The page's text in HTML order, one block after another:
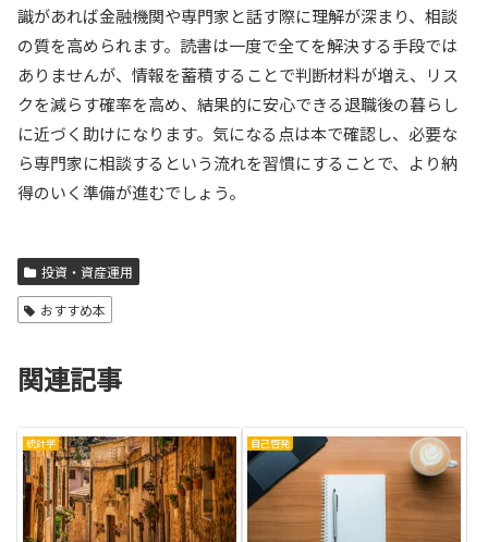
識があれば金融機関や専門家と話す際に理解が深まり、相談
の質を高められます。読書は一度で全てを解決する手段では
ありませんが、情報を蓄積することで判断材料が増え、リス
クを減らす確率を高め、結果的に安心できる退職後の暮らし
に近づく助けになります。気になる点は本で確認し、必要な
ら専門家に相談するという流れを習慣にすることで、より納
得のいく準備が進むでしょう。
投資・資産運用
おすすめ本
関連記事
統計学 自己啓発